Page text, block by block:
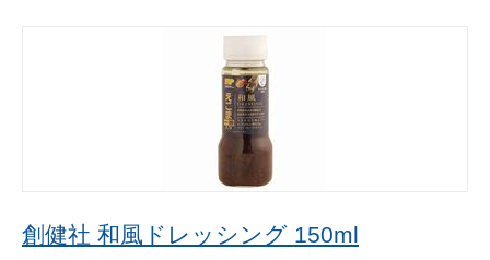
創健社 和風ドレッシング 150ml